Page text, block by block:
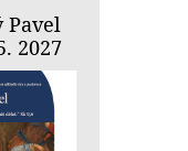
Pavel
2027